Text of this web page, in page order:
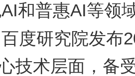
和普惠AI等领
技术层面，备